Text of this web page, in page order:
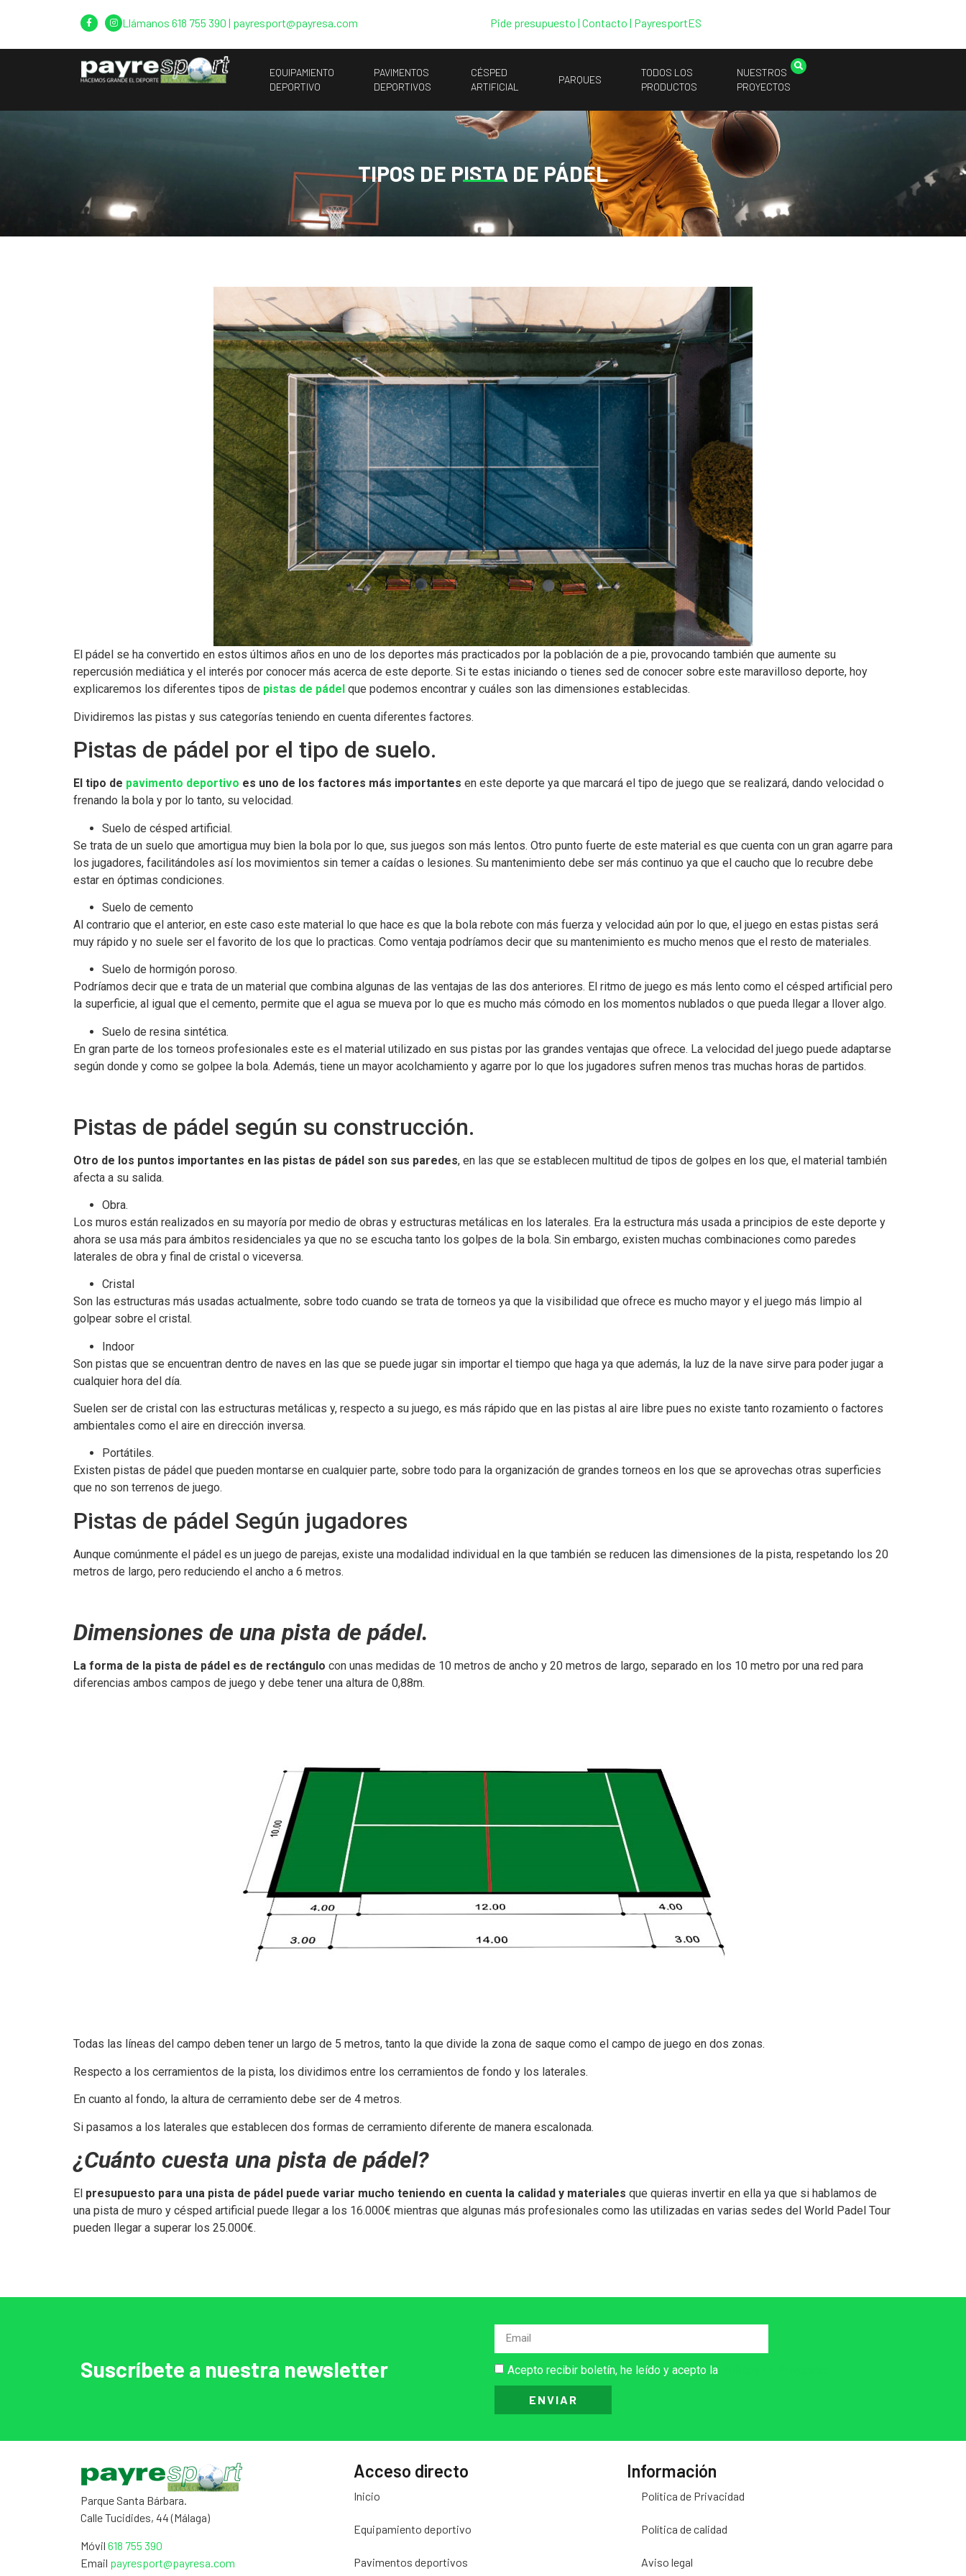
Llámanos 618 755 390 | payresport@payresa.com Pide presupuesto | Contacto | PayresportES
EQUIPAMIENTO
DEPORTIVO
PAVIMENTOS
DEPORTIVOS
CÉSPED
ARTIFICIAL
PARQUES
TODOS LOS
PRODUCTOS
NUESTROS
PROYECTOS
TIPOS DE PISTA DE PÁDEL
El pádel se ha convertido en estos últimos años en uno de los deportes más practicados por la población de a pie, provocando también que aumente su
repercusión mediática y el interés por conocer más acerca de este deporte. Si te estas iniciando o tienes sed de conocer sobre este maravilloso deporte, hoy
explicaremos los diferentes tipos de pistas de pádel que podemos encontrar y cuáles son las dimensiones establecidas.
Dividiremos las pistas y sus categorías teniendo en cuenta diferentes factores.
Pistas de pádel por el tipo de suelo.
El tipo de pavimento deportivo es uno de los factores más importantes en este deporte ya que marcará el tipo de juego que se realizará, dando velocidad o
frenando la bola y por lo tanto, su velocidad.
Suelo de césped artificial.
Se trata de un suelo que amortigua muy bien la bola por lo que, sus juegos son más lentos. Otro punto fuerte de este material es que cuenta con un gran agarre para
los jugadores, facilitándoles así los movimientos sin temer a caídas o lesiones. Su mantenimiento debe ser más continuo ya que el caucho que lo recubre debe
estar en óptimas condiciones.
Suelo de cemento
Al contrario que el anterior, en este caso este material lo que hace es que la bola rebote con más fuerza y velocidad aún por lo que, el juego en estas pistas será
muy rápido y no suele ser el favorito de los que lo practicas. Como ventaja podríamos decir que su mantenimiento es mucho menos que el resto de materiales.
Suelo de hormigón poroso.
Podríamos decir que e trata de un material que combina algunas de las ventajas de las dos anteriores. El ritmo de juego es más lento como el césped artificial pero
la superficie, al igual que el cemento, permite que el agua se mueva por lo que es mucho más cómodo en los momentos nublados o que pueda llegar a llover algo.
Suelo de resina sintética.
En gran parte de los torneos profesionales este es el material utilizado en sus pistas por las grandes ventajas que ofrece. La velocidad del juego puede adaptarse
según donde y como se golpee la bola. Además, tiene un mayor acolchamiento y agarre por lo que los jugadores sufren menos tras muchas horas de partidos.
Pistas de pádel según su construcción.
Otro de los puntos importantes en las pistas de pádel son sus paredes, en las que se establecen multitud de tipos de golpes en los que, el material también
afecta a su salida.
Obra.
Los muros están realizados en su mayoría por medio de obras y estructuras metálicas en los laterales. Era la estructura más usada a principios de este deporte y
ahora se usa más para ámbitos residenciales ya que no se escucha tanto los golpes de la bola. Sin embargo, existen muchas combinaciones como paredes
laterales de obra y final de cristal o viceversa.
Cristal
Son las estructuras más usadas actualmente, sobre todo cuando se trata de torneos ya que la visibilidad que ofrece es mucho mayor y el juego más limpio al
golpear sobre el cristal.
Indoor
Son pistas que se encuentran dentro de naves en las que se puede jugar sin importar el tiempo que haga ya que además, la luz de la nave sirve para poder jugar a
cualquier hora del día.
Suelen ser de cristal con las estructuras metálicas y, respecto a su juego, es más rápido que en las pistas al aire libre pues no existe tanto rozamiento o factores
ambientales como el aire en dirección inversa.
Portátiles.
Existen pistas de pádel que pueden montarse en cualquier parte, sobre todo para la organización de grandes torneos en los que se aprovechas otras superficies
que no son terrenos de juego.
Pistas de pádel Según jugadores
Aunque comúnmente el pádel es un juego de parejas, existe una modalidad individual en la que también se reducen las dimensiones de la pista, respetando los 20
metros de largo, pero reduciendo el ancho a 6 metros.
Dimensiones de una pista de pádel.
La forma de la pista de pádel es de rectángulo con unas medidas de 10 metros de ancho y 20 metros de largo, separado en los 10 metro por una red para
diferencias ambos campos de juego y debe tener una altura de 0,88m.
Todas las líneas del campo deben tener un largo de 5 metros, tanto la que divide la zona de saque como el campo de juego en dos zonas.
Respecto a los cerramientos de la pista, los dividimos entre los cerramientos de fondo y los laterales.
En cuanto al fondo, la altura de cerramiento debe ser de 4 metros.
Si pasamos a los laterales que establecen dos formas de cerramiento diferente de manera escalonada.
¿Cuánto cuesta una pista de pádel?
El presupuesto para una pista de pádel puede variar mucho teniendo en cuenta la calidad y materiales que quieras invertir en ella ya que si hablamos de
una pista de muro y césped artificial puede llegar a los 16.000€ mientras que algunas más profesionales como las utilizadas en varias sedes del World Padel Tour
pueden llegar a superar los 25.000€.
Suscríbete a nuestra newsletter Acepto recibir boletín, he leído y acepto la
ENVIAR
Parque Santa Bárbara.
Calle Tucidides, 44 (Málaga)
Móvil 618 755 390
Email payresport@payresa.com
Acceso directo
Inicio
Equipamiento deportivo
Pavimentos deportivos
Información
Política de Privacidad
Política de calidad
Aviso legal